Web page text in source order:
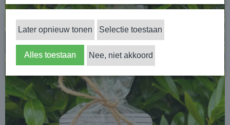
Later opnieuw tonen Selectie toestaan
Alles toestaan Nee, niet akkoord